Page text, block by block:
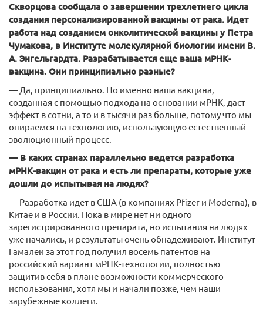
Скворцова сообщала о завершении трехлетнего цикла
создания персонализированной вакцины от рака. Идет
работа над созданием онколитической вакцины у Петра
Чумакова, в Институте молекулярной биологии имени В.
А. Энгельгардта. Разрабатывается еще ваша мРНК-
вакцина. Они принципиально разные?
— Да, принципиально. Но именно наша вакцина,
созданная с помощью подхода на основании мРНК, даст
эффект в сотни, а то и в тысячи раз больше, потому что мы
опираемся на технологию, использующую естественный
эволюционный процесс.
— В каких странах параллельно ведется разработка
мРНК-вакцин от рака и есть ли препараты, которые уже
дошли до испытывая на людях?
— Разработка идет в США (в компаниях Pfizer и Moderna), в
Китае и в России. Пока в мире нет ни одного
зарегистрированного препарата, но испытания на людях
уже начались, и результаты очень обнадеживают. Институт
Гамалеи за этот год получил восемь патентов на
российский вариант мРНК-технологии, полностью
защитив себя в плане возможности коммерческого
использования, хотя мы и начали позже, чем наши
зарубежные коллеги.